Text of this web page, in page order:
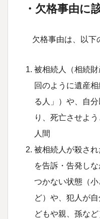
・欠格事由に
欠格事由は、以下
被相続人（相続
回のように遺産
る人」）や、自
り、死亡させよ
人間
被相続人が殺さ
を告訴・告発し
つかない状態（
ど）や、犯人が
どもや親、孫な